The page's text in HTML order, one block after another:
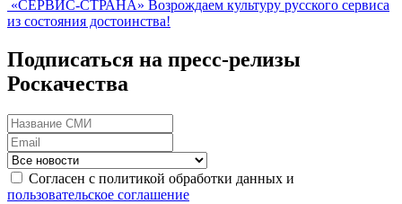
«СЕРВИС-СТРАНА» Возрождаем культуру русского сервиса
из состояния достоинства!
Подписаться на пресс-релизы
Роскачества
Согласен с политикой обработки данных и
пользовательское соглашение